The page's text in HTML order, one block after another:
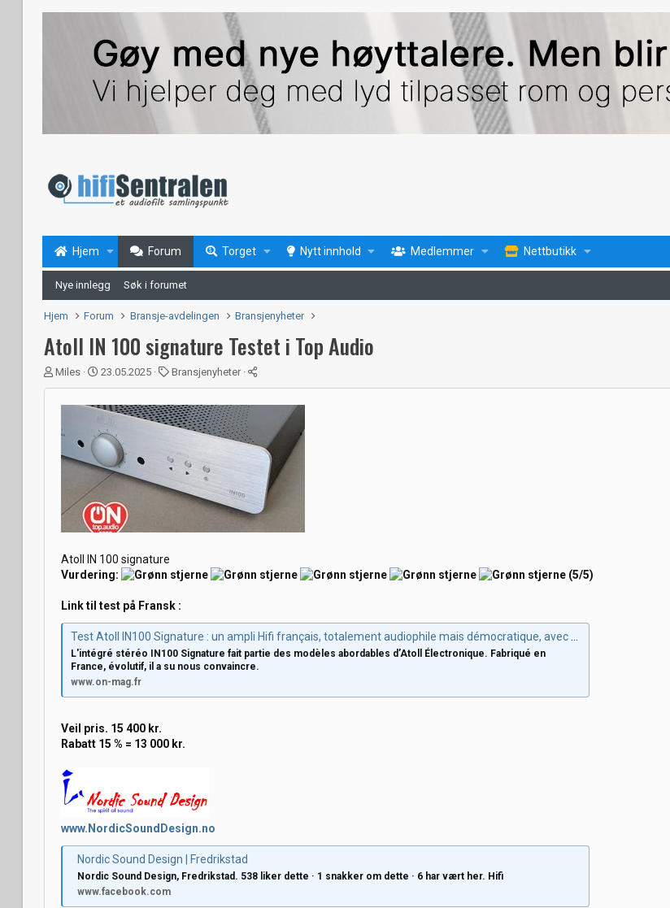
Hjem Forum Torget Nytt innhold Medlemmer Nettbutikk
Nye innlegg Søk i forumet
Hjem Forum Bransje-avdelingen Bransjenyheter
Atoll IN 100 signature Testet i Top Audio
T
r
Miles
S
t
r
t
d
a
t
23.05.2025
K
a
e
g
r
i
Bransjenyheter
Atoll IN 100 signature
Vurdering:
(5/5)
Link til test på Fransk :
Test Atoll IN100 Signature : un ampli Hifi français, totalement audiophile mais démocratique, avec un très gros coffre
L'intégré stéréo IN100 Signature fait partie des modèles abordables d’Atoll Électronique. Fabriqué en
France, évolutif, il a su nous convaincre.
www.on-mag.fr
Veil pris. 15 400 kr.
Rabatt 15 % = 13 000 kr.
www.NordicSoundDesign.no
Nordic Sound Design | Fredrikstad
Nordic Sound Design, Fredrikstad. 538 liker dette · 1 snakker om dette · 6 har vært her. Hifi
www.facebook.com